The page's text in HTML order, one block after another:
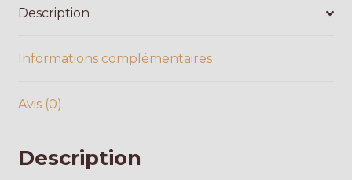
Description
Informations complémentaires
Avis (0)
Description